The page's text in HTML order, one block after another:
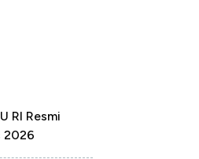
RI Resmi
2026